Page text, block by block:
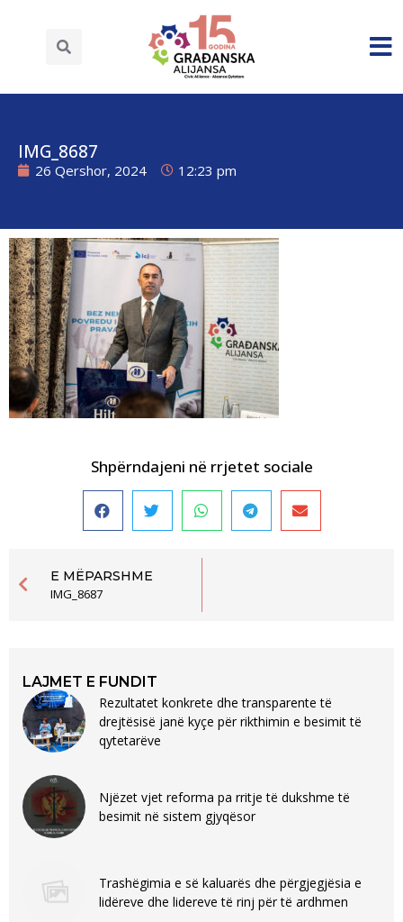
IMG_8687
26 Qershor, 2024 12:23 pm
Shpërndajeni në rrjetet sociale
E MËPARSHME
IMG_8687
LAJMET E FUNDIT
Rezultatet konkrete dhe transparente të
drejtësisë janë kyçe për rikthimin e besimit të
qytetarëve
Njëzet vjet reforma pa rritje të dukshme të
besimit në sistem gjyqësor
Trashëgimia e së kaluarës dhe përgjegjësia e
lidëreve dhe lidereve të rinj për të ardhmen